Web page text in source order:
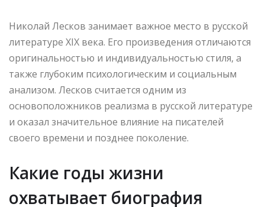
Николай Лесков занимает важное место в русской
литературе XIX века. Его произведения отличаются
оригинальностью и индивидуальностью стиля, а
также глубоким психологическим и социальным
анализом. Лесков считается одним из
основоположников реализма в русской литературе
и оказал значительное влияние на писателей
своего времени и позднее поколение.
Какие годы жизни
охватывает биография